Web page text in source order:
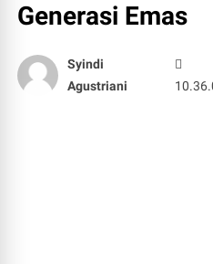
Generasi Emas
Syindi
Agustriani